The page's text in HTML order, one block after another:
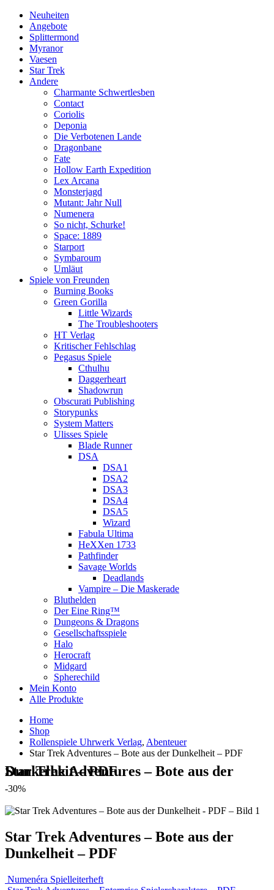
Neuheiten
Angebote
Splittermond
Myranor
Vaesen
Star Trek
Andere
Charmante Schwertlesben
Contact
Coriolis
Deponia
Die Verbotenen Lande
Dragonbane
Fate
Hollow Earth Expedition
Lex Arcana
Monsterjagd
Mutant: Jahr Null
Numenera
So nicht, Schurke!
Space: 1889
Starport
Symbaroum
Umläut
Spiele von Freunden
Burning Books
Green Gorilla
Little Wizards
The Troubleshooters
HT Verlag
Kritischer Fehlschlag
Pegasus Spiele
Cthulhu
Daggerheart
Shadowrun
Obscurati Publishing
Storypunks
System Matters
Ulisses Spiele
Blade Runner
DSA
DSA1
DSA2
DSA3
DSA4
DSA5
Wizard
Fabula Ultima
HeXXen 1733
Pathfinder
Savage Worlds
Deadlands
Vampire – Die Maskerade
Bluthelden
Der Eine Ring™
Dungeons & Dragons
Gesellschaftsspiele
Halo
Herocraft
Midgard
Spherechild
Mein Konto
Alle Produkte
Home
Shop
Rollenspiele Uhrwerk Verlag, Abenteuer
Star Trek Adventures – Bote aus der Dunkelheit – PDF
Star Trek Adventures – Bote aus der Dunkelheit – PDF
-30%
Star Trek Adventures – Bote aus der
Dunkelheit – PDF
Numenéra Spielleiterheft